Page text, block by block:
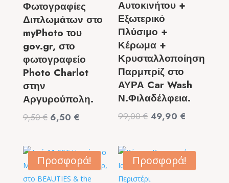
Φωτογραφίες
Διπλωμάτων στο
myPhoto του
gov.gr, στο
φωτογραφείο
Photo Charlot
στην
Αργυρούπολη.
9,50€ Original
9,50 €.
6,50 €
είναι:
6,50 €.
Αυτοκινήτου +
Εξωτερικό
Πλύσιμο +
Κέρωμα +
Κρυσταλλοποίηση
Παρμπρίζ στο
ΑΥΡΑ Car Wash
Ν.Φιλαδέλφεια.
99,00€ Original
99,00 €.
49,90 €
49,90 €.
Προσφορά! Προσφορά!